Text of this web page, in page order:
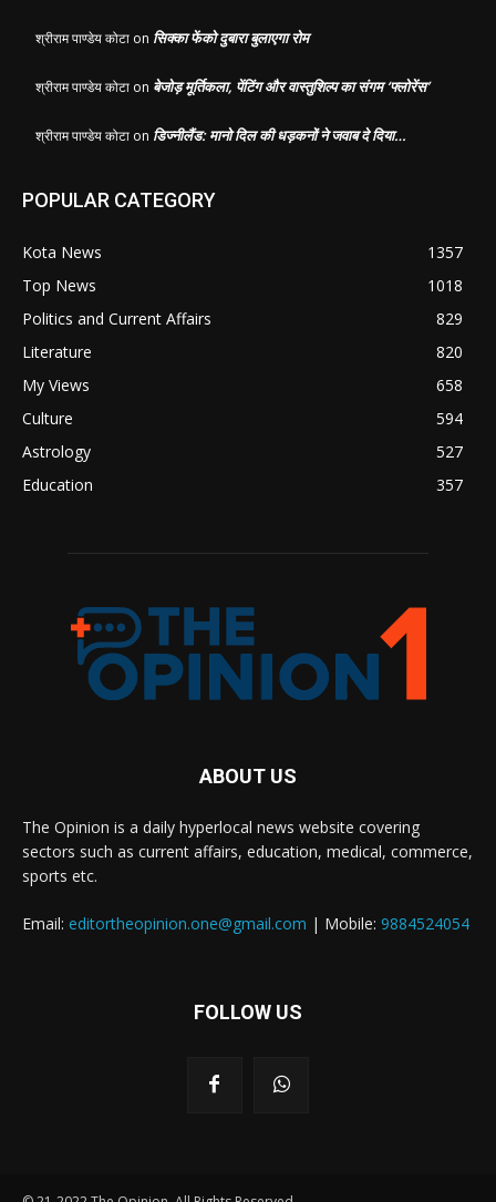
श्रीराम पाण्डेय कोटा on सिक्का फेंको दुबारा बुलाएगा रोम
श्रीराम पाण्डेय कोटा on बेजोड़ मूर्तिकला, पेंटिंग और वास्तुशिल्प का संगम ‘फ्लोरेंस’
श्रीराम पाण्डेय कोटा on डिज्नीलैंड: मानो दिल की धड़कनों ने जवाब दे दिया…
POPULAR CATEGORY
Kota News
1357
Top News
1018
Politics and Current Affairs
829
Literature
820
My Views
658
Culture
594
Astrology
527
Education
357
ABOUT US
The Opinion is a daily hyperlocal news website covering
sectors such as current affairs, education, medical, commerce,
sports etc.
Email: editortheopinion.one@gmail.com | Mobile: 9884524054
FOLLOW US